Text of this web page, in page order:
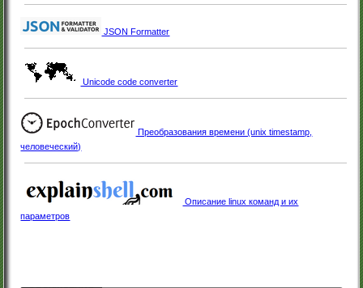
JSON Formatter
Unicode code converter
Преобразования времени (unix timestamp,
человеческий)
Описание linux команд и их
параметров